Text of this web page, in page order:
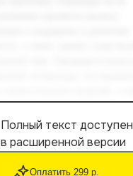
Полный текст доступен
в расширенной версии
Оплатить 299 р.